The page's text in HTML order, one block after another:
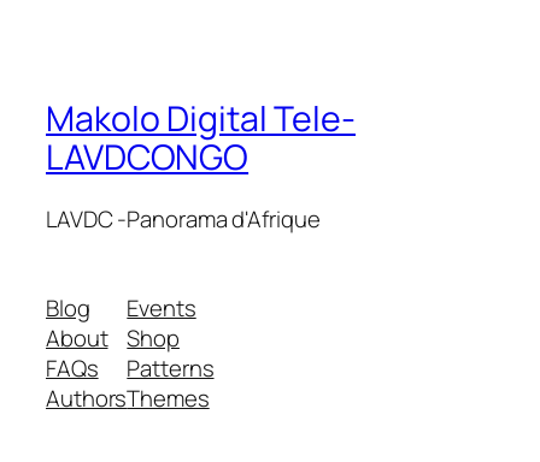
Makolo Digital Tele-
LAVDCONGO
LAVDC -Panorama d'Afrique
Blog
About
FAQs
Authors
Events
Shop
Patterns
Themes